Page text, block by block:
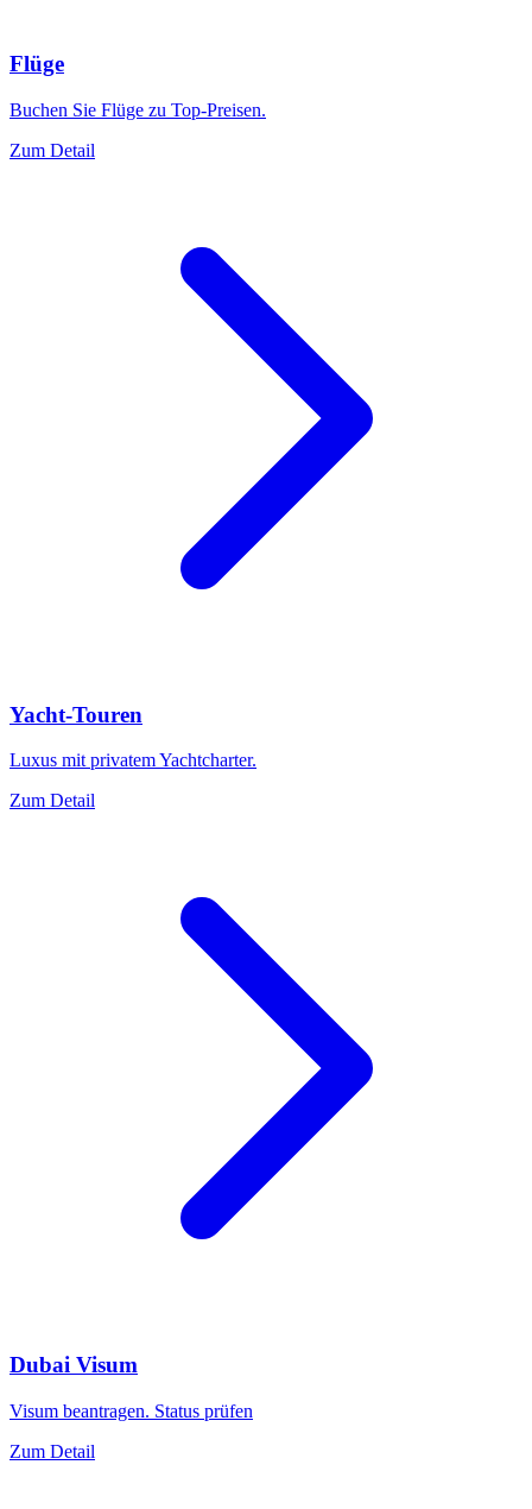
Flüge
Buchen Sie Flüge zu Top-Preisen.
Zum Detail
Yacht-Touren
Luxus mit privatem Yachtcharter.
Zum Detail
Dubai Visum
Visum beantragen. Status prüfen
Zum Detail